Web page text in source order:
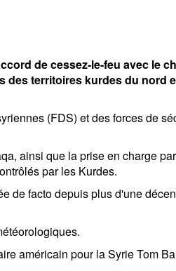
de cessez-le-feu avec le
des territoires kurdes du nord
(FDS) et des forces de
ainsi que la prise en charge
par les Kurdes.
de facto depuis plus d'une
américain pour la Syrie Tom